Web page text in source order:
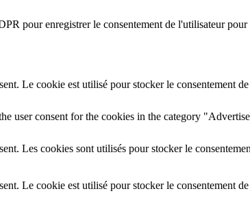
pour enregistrer le consentement de l'utilisateur
Le cookie est utilisé pour stocker le consentement
user consent for the cookies in the category
Les cookies sont utilisés pour stocker le
Le cookie est utilisé pour stocker le consentement